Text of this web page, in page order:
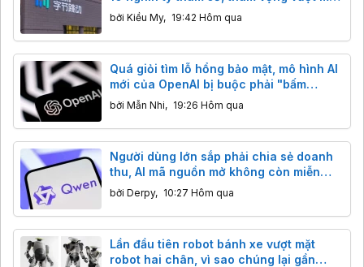
cả phòng thí nghiệm Mỹ
bởi Kiều My, 19:42 Hôm qua
Quá giỏi tìm lỗ hổng bảo mật, mô hình AI
mới của OpenAI bị buộc phải "bấm
phanh"
bởi Mẫn Nhi, 19:26 Hôm qua
Người dùng lớn sắp phải chia sẻ doanh
thu, AI mã nguồn mở không còn miễn
phí?
bởi Derpy, 10:27 Hôm qua
Lần đầu tiên robot bánh xe vượt mặt
robot hai chân, vì sao chúng lại gần